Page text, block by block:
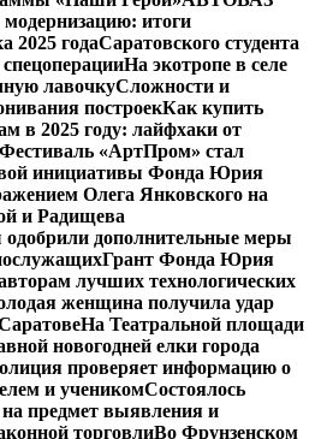
итоги
2025 годаСаратовского студента
На экотропе в селе
лавочкуСложности и
построекКак купить
в 2025 году: лайфхаки от
Фестиваль «АртПром» стал
инициативы Фонда Юрия
Олега Янковского на
и Радищева
одобрили дополнительные меры
Грант Фонда Юрия
лучших технологических
женщина получила удар
На Театральной площади
новогодней елки города
проверяет информацию о
и ученикомСостоялось
предмет выявления и
торговлиВо Фрунзенском